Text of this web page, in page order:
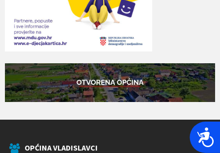
P
r
OPĆINA VLADISLAVCI